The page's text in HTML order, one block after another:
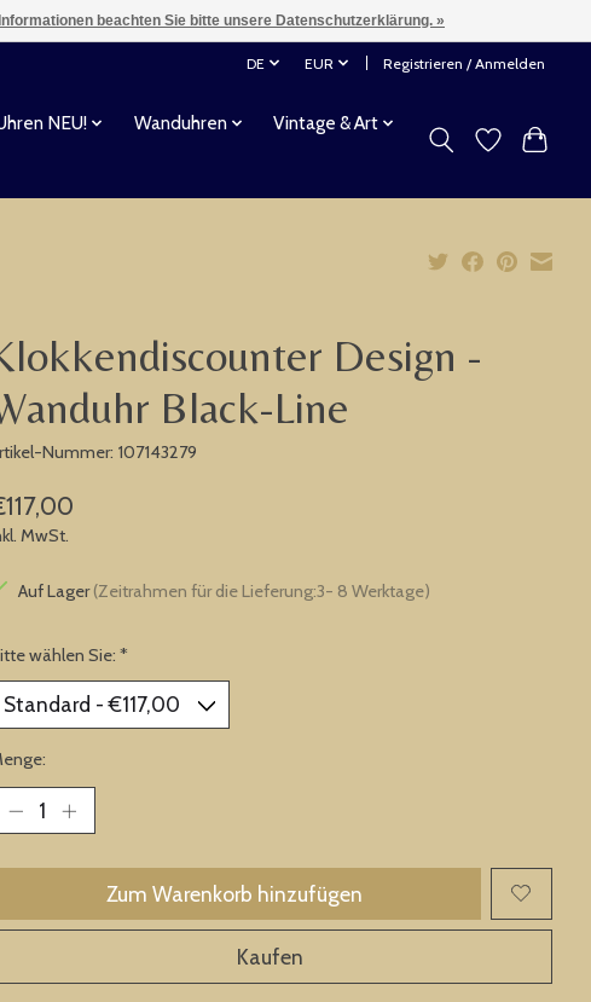
DE EUR Registrieren / Anmelden
NEU! Wanduhren
Vintage & Art
Design -
Black-Line
Nummer: 107143279
MwSt.
Auf Lager(Zeitrahmen für die Lieferung:3- 8 Werktage)
wählen Sie: *
Zum Warenkorb hinzufügen
Kaufen
beachten Sie bitte unsere Datenschutzerklärung. »